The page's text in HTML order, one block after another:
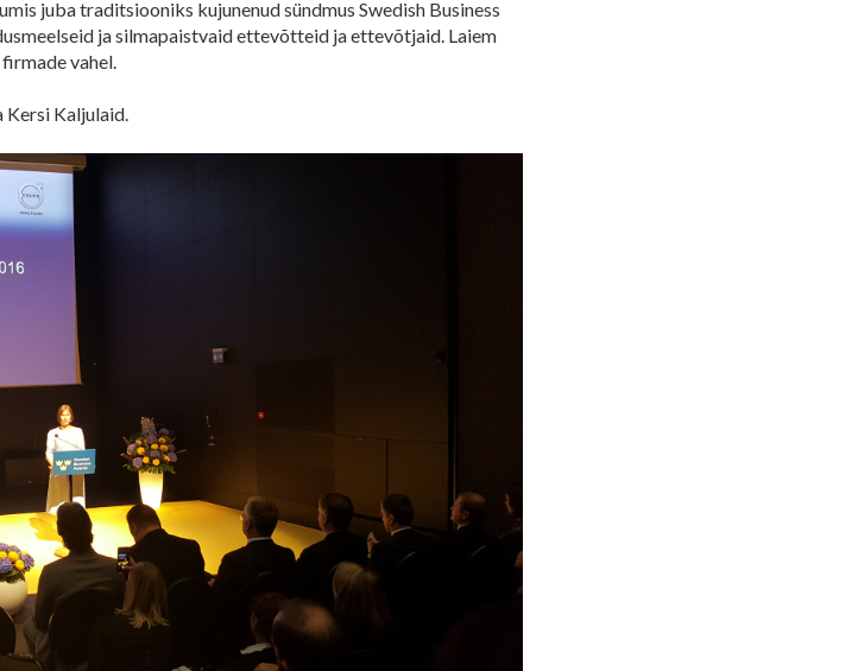
juba traditsiooniks kujunenud sündmus Swedish Business
ja silmapaistvaid ettevõtteid ja ettevõtjaid. Laiem
vahel.
Kersi Kaljulaid.